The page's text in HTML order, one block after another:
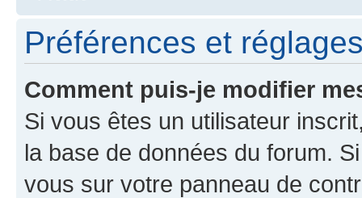
Préférences et
Comment puis-je modifier
Si vous êtes un utilisateur
la base de données du forum.
vous sur votre panneau de